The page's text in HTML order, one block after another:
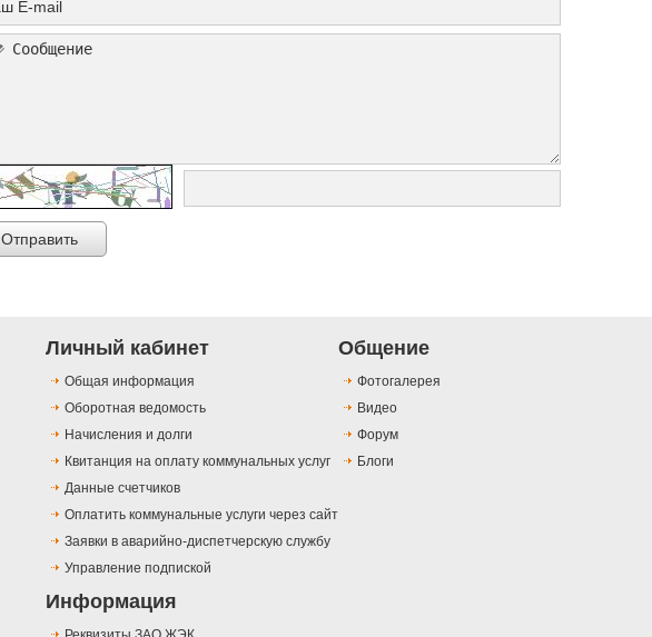
Отправить
Личный кабинет
Общая информация
Оборотная ведомость
Начисления и долги
Квитанция на оплату коммунальных услуг
Данные счетчиков
Оплатить коммунальные услуги через сайт
Заявки в аварийно-диспетчерскую службу
Управление подпиской
Общение
Фотогалерея
Видео
Форум
Блоги
Информация